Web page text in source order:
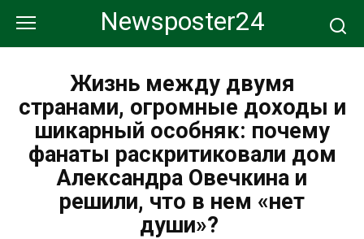
контенту
Newsposter24
Жизнь между двумя
странами, огромные доходы и
шикарный особняк: почему
фанаты раскритиковали дом
Александра Овечкина и
решили, что в нем «нет
души»?